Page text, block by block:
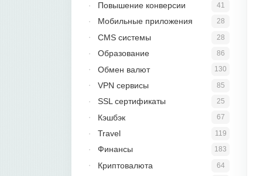
41
Повышение конверсии
28
Мобильные приложения
28
CMS системы
86
Образование
130
Обмен валют
85
VPN сервисы
25
SSL сертификаты
67
Кэшбэк
119
Travel
183
Финансы
64
Криптовалюта